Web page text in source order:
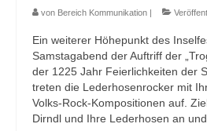
von Bereich Kommunikation |
Ein weiterer Höhepunkt des
Samstagabend der Auftriff der
der 1225 Jahr Feierlichkeiten der
treten die Lederhosenrocker mit
Volks-Rock-Kompositionen auf.
Dirndl und Ihre Lederhosen an